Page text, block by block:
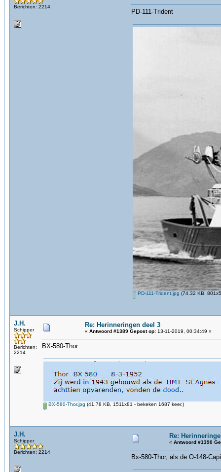
Berichten: 2214
PD-111-Trident
PD-111-Trident.jpg (74.32 KB,
J.H.
Schipper
Berichten:
2214
Re: Herinneringen deel 3
« Antwoord #1389 Gepost op: 13-11-2019, 00:34:49 »
BX-580-Thor
BX-580-Thor.jpg (41.78 KB, 1511x81 - bekeken 1687 keer.)
J.H.
Schipper
Berichten: 2214
Re:
« Antwoord #1390
Bx-580-Thor, als de O-148-